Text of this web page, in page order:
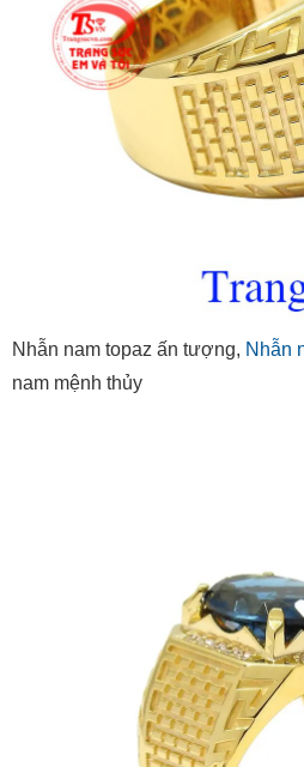
Nhẫn nam topaz ấn tượng, Nhẫn
nam mệnh thủy